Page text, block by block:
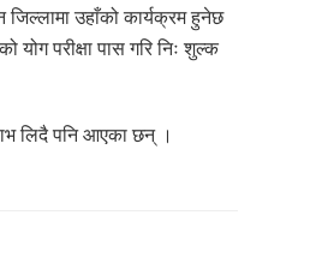
उहाँको कार्यक्रम हुनेछ
योग परीक्षा पास गरि निः शुल्क
लिदै पनि आएका छन् ।